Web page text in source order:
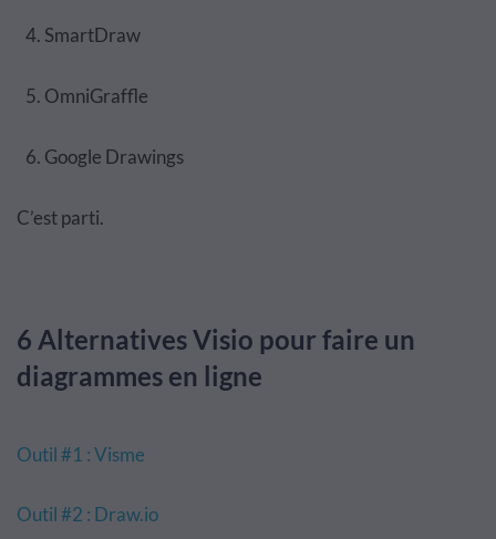
SmartDraw
OmniGraffle
Google Drawings
C’est parti.
6 Alternatives Visio pour faire un
diagrammes en ligne
Outil #1 : Visme
Outil #2 : Draw.io